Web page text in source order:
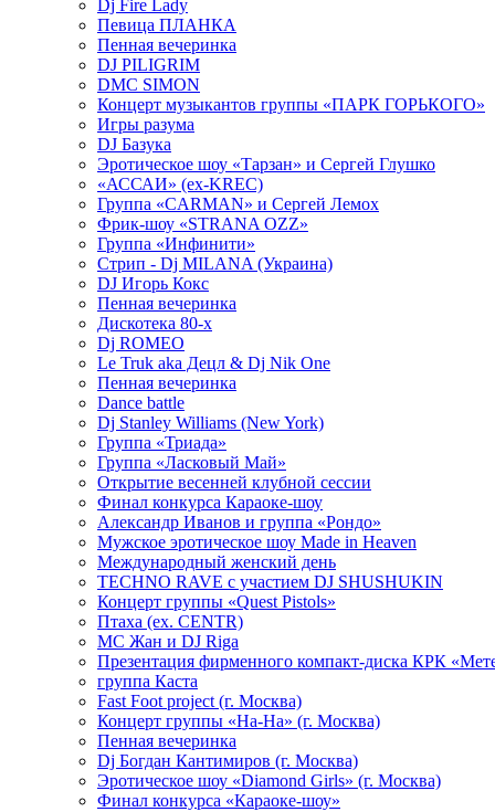
Dj Fire Lady
Певица ПЛАНКА
Пенная вечеринка
DJ PILIGRIM
DMC SIMON
Концерт музыкантов группы «ПАРК ГОРЬКОГО»
Игры разума
DJ Базука
Эротическое шоу «Тарзан» и Сергей Глушко
«АССАИ» (ex-KREC)
Группа «CARMAN» и Сергей Лемох
Фрик-шоу «STRANA OZZ»
Группа «Инфинити»
Стрип - Dj MILANA (Украина)
DJ Игорь Кокс
Пенная вечеринка
Дискотека 80-х
Dj ROMEO
Le Truk aka Децл & Dj Nik One
Пенная вечеринка
Dance battle
Dj Stanley Williams (New York)
Группа «Триада»
Группа «Ласковый Май»
Открытие весенней клубной сессии
Финал конкурса Караоке-шоу
Александр Иванов и группа «Рондо»
Мужское эротическое шоу Made in Heaven
Международный женский день
TECHNO RAVE с участием DJ SHUSHUKIN
Концерт группы «Quest Pistols»
Птаха (ex. CENTR)
МС Жан и DJ Riga
Презентация фирменного компакт-диска КРК
группа Каста
Fast Foot project (г. Москва)
Концерт группы «На-На» (г. Москва)
Пенная вечеринка
Dj Богдан Кантимиров (г. Москва)
Эротическое шоу «Diamond Girls» (г. Москва)
Финал конкурса «Караоке-шоу»